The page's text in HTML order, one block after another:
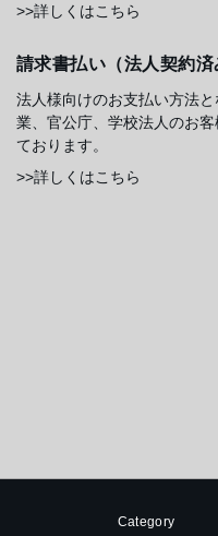
>>詳しくはこちら
請求書払い（法人契約済
法人様向けのお支払い方法
業、官公庁、学校法人のお
ております。
>>詳しくはこちら
Category